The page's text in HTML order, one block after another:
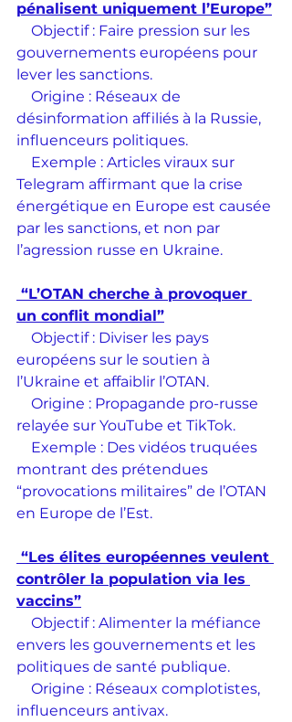
pénalisent uniquement l’Europe”
Objectif : Faire pression sur les
gouvernements européens pour
lever les sanctions.
Origine : Réseaux de
désinformation affiliés à la Russie,
influenceurs politiques.
Telegram affirmant que la crise
énergétique en Europe est causée
par les sanctions, et non par
l’agression russe en Ukraine.
“L’OTAN cherche à provoquer
un conflit mondial”
Objectif : Diviser les pays
européens sur le soutien à
l’Ukraine et affaiblir l’OTAN.
Origine : Propagande pro-russe
relayée sur YouTube et TikTok.
Exemple : Des vidéos truquées
montrant des prétendues
“provocations militaires” de l’OTAN
en Europe de l’Est.
“Les élites européennes veulent
contrôler la population via les
vaccins”
Objectif : Alimenter la méfiance
envers les gouvernements et les
politiques de santé publique.
Origine : Réseaux complotistes,
influenceurs antivax.